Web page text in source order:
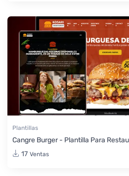
Plantillas
Cangre Burger - Plantilla Para
17 Ventas